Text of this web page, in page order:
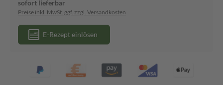
sofort lieferbar
Preise inkl. MwSt. ggf. zzgl. Versandkosten
E-Rezept einlösen